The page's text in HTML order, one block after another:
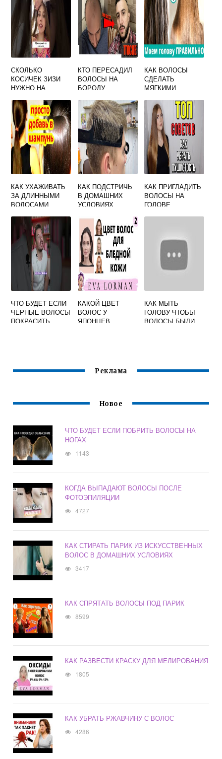
СКОЛЬКО
КОСИЧЕК ЗИЗИ
НУЖНО НА
КТО ПЕРЕСАДИЛ
ВОЛОСЫ НА
БОРОДУ
КАК ВОЛОСЫ
СДЕЛАТЬ
МЯГКИМИ
КАК УХАЖИВАТЬ
ЗА ДЛИННЫМИ
ВОЛОСАМИ
КАК ПОДСТРИЧЬ
В ДОМАШНИХ
УСЛОВИЯХ
КАК ПРИГЛАДИТЬ
ВОЛОСЫ НА
ГОЛОВЕ
ЧТО БУДЕТ ЕСЛИ
ЧЕРНЫЕ ВОЛОСЫ
ПОКРАСИТЬ
КАКОЙ ЦВЕТ
ВОЛОС У
ЯПОНЦЕВ
КАК МЫТЬ
ГОЛОВУ ЧТОБЫ
ВОЛОСЫ БЫЛИ
Реклама
Новое
ЧТО БУДЕТ ЕСЛИ ПОБРИТЬ ВОЛОСЫ НА
НОГАХ
1143
КОГДА ВЫПАДАЮТ ВОЛОСЫ ПОСЛЕ
ФОТОЭПИЛЯЦИИ
4727
КАК СТИРАТЬ ПАРИК ИЗ ИСКУССТВЕННЫХ
ВОЛОС В ДОМАШНИХ УСЛОВИЯХ
3417
КАК СПРЯТАТЬ ВОЛОСЫ ПОД ПАРИК
8599
КАК РАЗВЕСТИ КРАСКУ ДЛЯ МЕЛИРОВАНИЯ
1805
КАК УБРАТЬ РЖАВЧИНУ С ВОЛОС
4286